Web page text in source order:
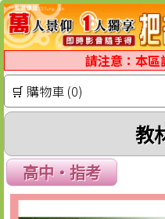
請注意：本區
🛒 購物車 (0)
教
高中‧指考